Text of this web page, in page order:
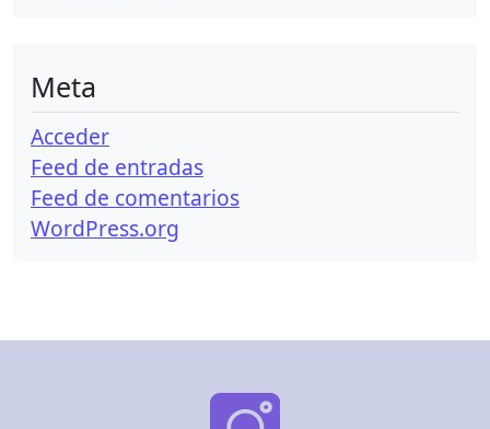
Meta
Acceder
Feed de entradas
Feed de comentarios
WordPress.org